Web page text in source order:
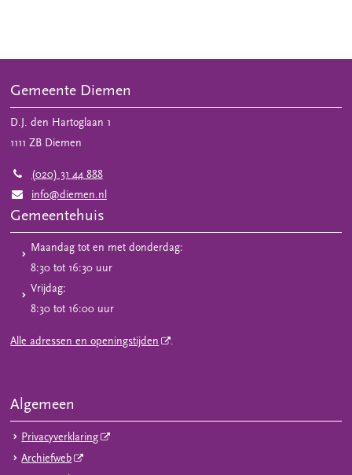
Gemeente Diemen
D.J. den Hartoglaan 1
1111 ZB Diemen
(020) 31 44 888
info@diemen.nl
Gemeentehuis
Maandag tot en met donderdag:
8:30 tot 16:30 uur
Vrijdag:
8:30 tot 16:00 uur
Alle adressen en openingstijden .
Algemeen
Privacyverklaring
Archiefweb